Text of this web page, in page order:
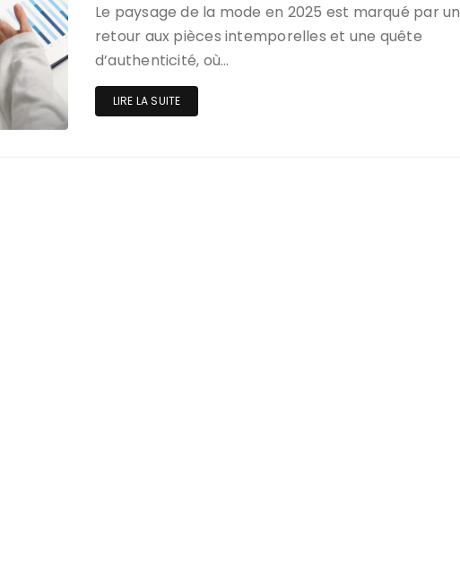
Le paysage de la mode en 2025 est marqué par un
retour aux pièces intemporelles et une quête
d’authenticité, où…
LIRE LA SUITE